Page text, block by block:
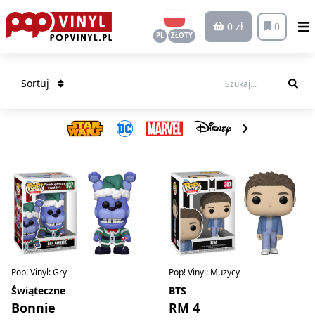
PL ZŁOTY
0 zł 0
Sortuj
Pop! Vinyl: Gry
Świąteczne
Bonnie
Pop! Vinyl: Muzycy
BTS
RM 4